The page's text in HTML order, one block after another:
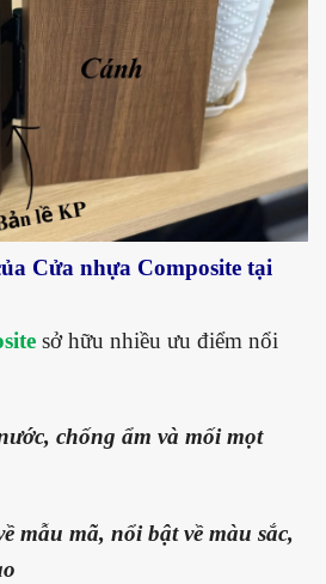
Cửa nhựa Composite tại
sở hữu nhiều ưu điểm nổi
chống ẩm và mối mọt
mẫu mã, nổi bật về màu sắc,